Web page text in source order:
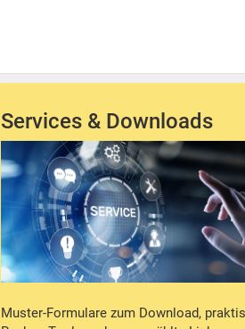
Services & Downloads
Muster-Formulare zum Download,